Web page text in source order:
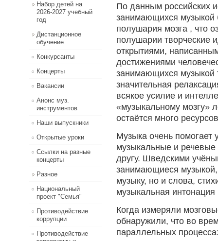
Набор детей на
2026-2027 учебный
год
Дистанционное
обучение
Конкурсанты
Концерты
Вакансии
Анонс муз.
инструментов
Наши выпускники
Открытые уроки
Ссылки на разные
концерты
Разное
Национальный
проект "Семья"
Противодействие
коррупции
Противодействие
По данным российских
занимающихся музыкой
полушария мозга , что
полушарии творческие
открытиями,
достижениями
занимающихся музыкой
значительная
всякое усилие и
«музыкальному мозгу»
остаётся много
Музыка очень помогает
музыкальные и
другу. Шведскими
занимающиеся
музыку, но и слова,
музыкальная интонация
Когда измеряли
обнаружили, что во
параллельных